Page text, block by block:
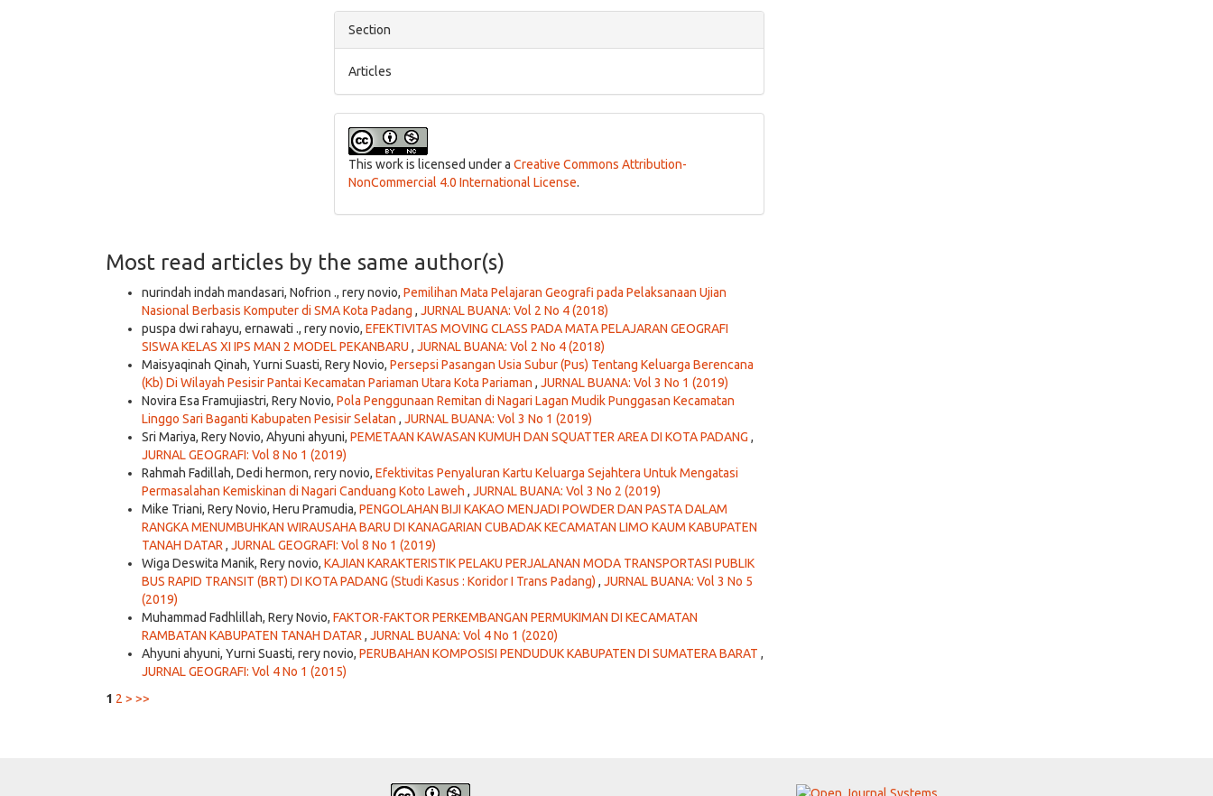
Section
Articles
This work is licensed under aCreative Commons Attribution-
NonCommercial 4.0 International License.
Most read articles by the same author(s)
nurindah indah mandasari, Nofrion ., rery novio, Pemilihan Mata Pelajaran Geografi pada Pelaksanaan Ujian
Nasional Berbasis Komputer di SMA Kota Padang , JURNAL BUANA: Vol 2 No 4 (2018)
puspa dwi rahayu, ernawati ., rery novio, EFEKTIVITAS MOVING CLASS PADA MATA PELAJARAN GEOGRAFI
SISWA KELAS XI IPS MAN 2 MODEL PEKANBARU , JURNAL BUANA: Vol 2 No 4 (2018)
Maisyaqinah Qinah, Yurni Suasti, Rery Novio, Persepsi Pasangan Usia Subur (Pus) Tentang Keluarga Berencana
(Kb) Di Wilayah Pesisir Pantai Kecamatan Pariaman Utara Kota Pariaman , JURNAL BUANA: Vol 3 No 1 (2019)
Novira Esa Framujiastri, Rery Novio, Pola Penggunaan Remitan di Nagari Lagan Mudik Punggasan Kecamatan
Linggo Sari Baganti Kabupaten Pesisir Selatan , JURNAL BUANA: Vol 3 No 1 (2019)
Sri Mariya, Rery Novio, Ahyuni ahyuni, PEMETAAN KAWASAN KUMUH DAN SQUATTER AREA DI KOTA PADANG ,
JURNAL GEOGRAFI: Vol 8 No 1 (2019)
Rahmah Fadillah, Dedi hermon, rery novio, Efektivitas Penyaluran Kartu Keluarga Sejahtera Untuk Mengatasi
Permasalahan Kemiskinan di Nagari Canduang Koto Laweh , JURNAL BUANA: Vol 3 No 2 (2019)
Mike Triani, Rery Novio, Heru Pramudia, PENGOLAHAN BIJI KAKAO MENJADI POWDER DAN PASTA DALAM
RANGKA MENUMBUHKAN WIRAUSAHA BARU DI KANAGARIAN CUBADAK KECAMATAN LIMO KAUM KABUPATEN
TANAH DATAR , JURNAL GEOGRAFI: Vol 8 No 1 (2019)
Wiga Deswita Manik, Rery novio, KAJIAN KARAKTERISTIK PELAKU PERJALANAN MODA TRANSPORTASI PUBLIK
BUS RAPID TRANSIT (BRT) DI KOTA PADANG (Studi Kasus : Koridor I Trans Padang) , JURNAL BUANA: Vol 3 No 5
(2019)
Muhammad Fadhlillah, Rery Novio, FAKTOR-FAKTOR PERKEMBANGAN PERMUKIMAN DI KECAMATAN
RAMBATAN KABUPATEN TANAH DATAR , JURNAL BUANA: Vol 4 No 1 (2020)
Ahyuni ahyuni, Yurni Suasti, rery novio, PERUBAHAN KOMPOSISI PENDUDUK KABUPATEN DI SUMATERA BARAT ,
JURNAL GEOGRAFI: Vol 4 No 1 (2015)
1 2 > >>